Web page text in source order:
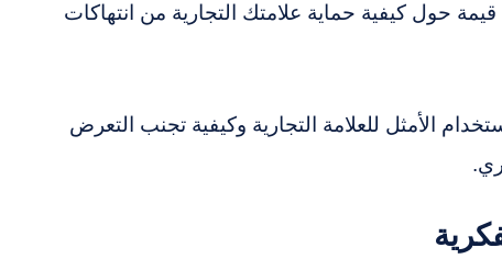
حول كيفية حماية علامتك التجارية من انتهاكات
الأمثل للعلامة التجارية وكيفية تجنب التعرض